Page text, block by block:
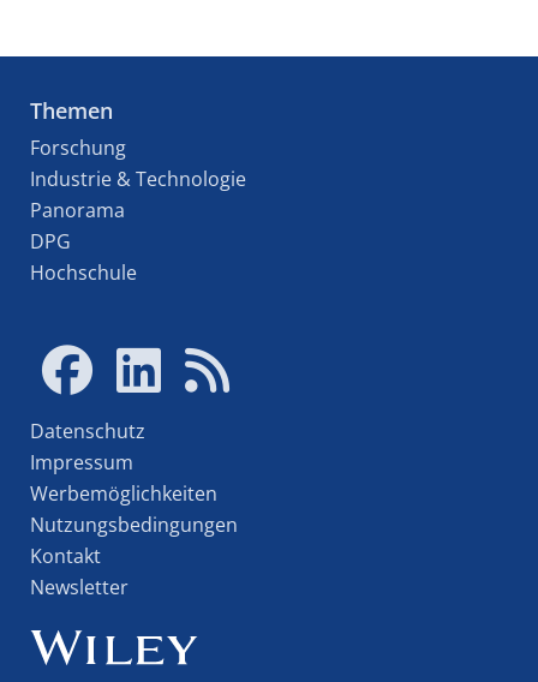
Themen
Forschung
Industrie & Technologie
Panorama
DPG
Hochschule
Datenschutz
Impressum
Werbemöglichkeiten
Nutzungsbedingungen
Kontakt
Newsletter